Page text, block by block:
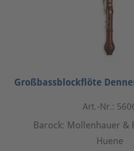
Großbassblockflöte
Art.-Nr.:
Barock: Mollenhauer &
Huene